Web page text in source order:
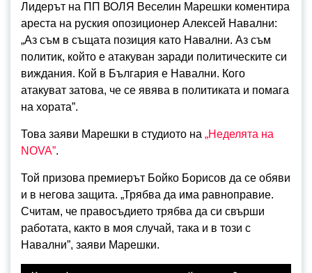
Лидерът на ПП ВОЛЯ Веселин Марешки коментира
ареста на руския опозиционер Алексей Навални:
„Аз съм в същата позиция като Навални. Аз съм
политик, който е атакуван заради политическите си
виждания. Кой в България е Навални. Кого
атакуват затова, че се явява в политиката и помага
на хората”.
Това заяви Марешки в студиото на „Неделята на
NOVA”.
Той призова премиерът Бойко Борисов да се обяви
и в негова защита. „Трябва да има равноправие.
Считам, че правосъдието трябва да си свърши
работата, както в моя случай, така и в този с
Навални”, заяви Марешки.